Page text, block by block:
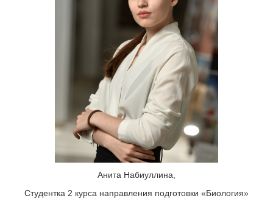
Анита Набиуллина,
Студентка 2 курса направления подготовки «Биология»